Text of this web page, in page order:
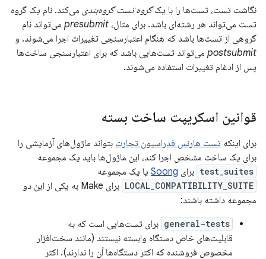
نگاشت تست، تست‌ها را با یکگروه تست گروه‌بندی می‌کند. نام یک گروه
تست می‌تواند هر رشته‌ای باشد. برای مثال، presubmit می‌تواند نام
گروهی از تست‌ها باشد که هنگام اعتبارسنجی تغییرات اجرا می‌شوند. و
postsubmit می‌تواند تست‌هایی باشد که برای اعتبارسنجی ساخت‌ها
پس از ادغام تغییرات استفاده می‌شوند.
قوانین اسکریپت ساخت بسته
برای اینکه تست هارنس فدراسیون تجارت بتواند ماژول‌های آزمایشی را
برای یک ساخت مشخص اجرا کند، این ماژول‌ها باید یک مجموعه
test_suites برای Soong یا یک مجموعه
LOCAL_COMPATIBILITY_SUITE
برای Make به یکی از این دو
مجموعه داشته باشند:
general-tests برای تست‌هایی است که به
قابلیت‌های خاص دستگاه وابسته نیستند (مانند سخت‌افزار
مخصوص فروشنده که اکثر دستگاه‌ها آن را ندارند). اکثر